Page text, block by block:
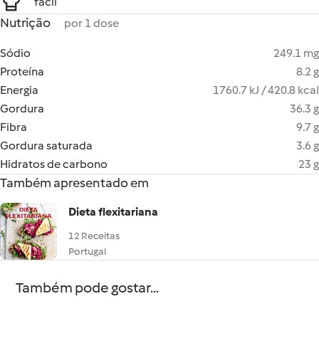
Nutrição por 1 dose
Sódio
249.1 mg
Proteína
8.2 g
Energia
1760.7 kJ / 420.8 kcal
Gordura
36.3 g
Fibra
9.7 g
Gordura saturada
3.6 g
Hidratos de carbono
23 g
Também apresentado em
Dieta flexitariana
12 Receitas
Portugal
Também pode gostar...